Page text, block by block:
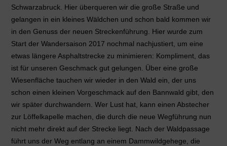
Schwarzabruck. Hier überqueren wir die große Straße und
gelangen in ein kleines Wäldchen und schon bald kommen wir
in den Genuss der neuen Streckenführung. Hier wurde zum
Start der Wandersaison 2017 nochmal nachjustiert, um eine
etwas längere Asphaltstrecke zu minimieren: Kompliment, das
ist für unseren Geschmack gut gelungen. Über eine große
Wiesenfläche tauchen wir wieder in den Wald ein, der uns
schon einen kleinen Vorgeschmack auf den Bannwald gibt, den
wir später durchwandern. Wer Lust hat, kann einen Abstecher
zur Löffelkapelle machen, die durch die neue Wegführung nun
nicht mehr direkt auf der Strecke liegt. Nach der Waldpassage
führt uns der Weg entlang an einem Dammwildgehege, die